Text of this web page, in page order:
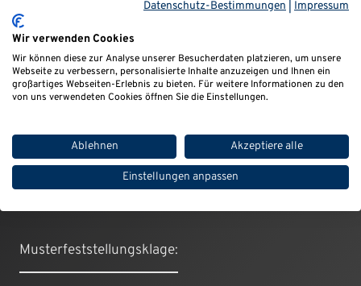
ALLES ZUM VW-DIESELSKANDAL
Musterfeststellungsklage:
Datenschutz-Bestimmungen Impressum
Wir verwenden Cookies
Wir können diese zur Analyse unserer Besucherdaten platzieren, um unsere
Webseite zu verbessern, personalisierte Inhalte anzuzeigen und Ihnen ein
großartiges Webseiten-Erlebnis zu bieten. Für weitere Informationen zu den
von uns verwendeten Cookies öffnen Sie die Einstellungen.
Ablehnen Akzeptiere alle
Einstellungen anpassen